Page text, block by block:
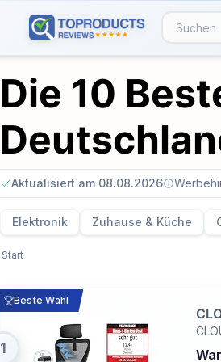
Die 10
Aktualisiert am 08.08.2026
Elektronik Zuhause & Küche
Start
Beste Wahl
1